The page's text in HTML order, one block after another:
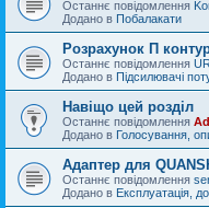
Останнє повідомлення
Додано в Побалакати
Розрахунок П
Останнє повідомлення
Додано в Підсилювачі
Навіщо цей розділ
Останнє повідомлення
Додано в Голосування,
Адаптер для
Останнє повідомлення
Додано в Експлуатація,